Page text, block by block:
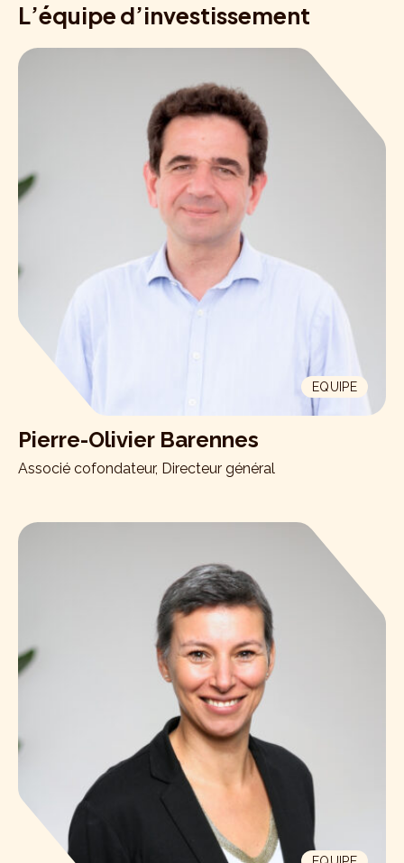
L’équipe d’investissement
EQUIPE
Pierre-Olivier Barennes
Associé cofondateur, Directeur général